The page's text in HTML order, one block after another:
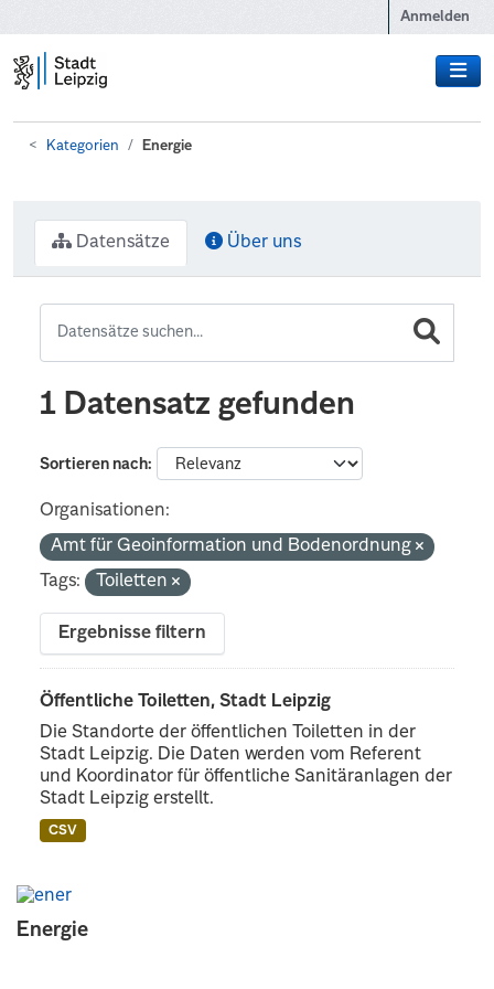
Anmelden
Kategorien Energie
Energie
Datensätze Über uns
1 Datensatz gefunden
Sortieren nach
Organisationen:
Amt für Geoinformation und Bodenordnung
Tags:
Toiletten
Ergebnisse filtern
Öffentliche Toiletten, Stadt Leipzig
Die Standorte der öffentlichen Toiletten in der
Stadt Leipzig. Die Daten werden vom Referent
und Koordinator für öffentliche Sanitäranlagen der
Stadt Leipzig erstellt.
CSV